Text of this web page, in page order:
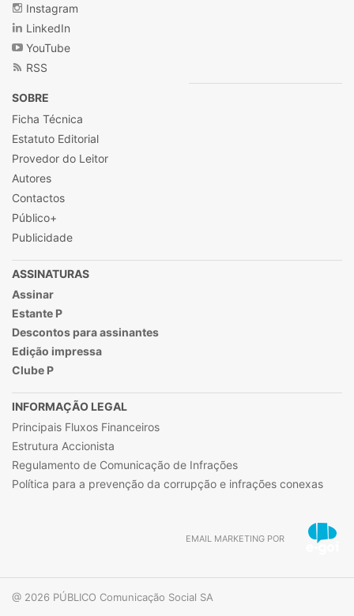
Instagram
LinkedIn
YouTube
RSS
SOBRE
Ficha Técnica
Estatuto Editorial
Provedor do Leitor
Autores
Contactos
Público+
Publicidade
ASSINATURAS
Assinar
Estante P
Descontos para assinantes
Edição impressa
Clube P
INFORMAÇÃO LEGAL
Principais Fluxos Financeiros
Estrutura Accionista
Regulamento de Comunicação de Infrações
Política para a prevenção da corrupção e infrações conexas
EMAIL MARKETING POR
@ 2026 PÚBLICO Comunicação Social SA